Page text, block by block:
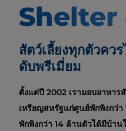
Shelter
สัตว์เลี้ยงทุกตัวคว
ดับพรีเมี่ยม
ตั้งแต่ปี 2002 เรามอบอาหาร
เหรียญสหรัฐแก่ศูนย์พักพิงกว่า
พักพิงกว่า 14 ล้านตัวได้มีบ้าน